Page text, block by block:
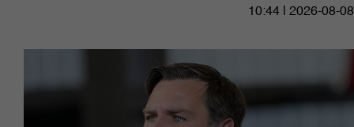
10:44 | 2026-08-08